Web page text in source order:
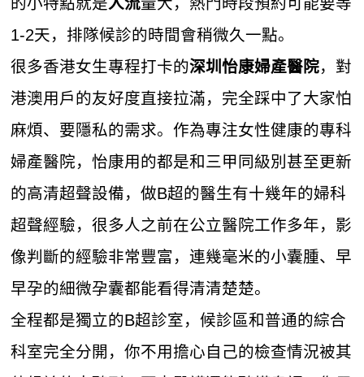
人流
1-2天，排隊候診的時間會稍微久一點。
很多香港女生專程打卡的深圳怡康婦產醫院，對
港澳用戶的友好度直接拉滿，完全踩中了大家怕
麻煩、要隱私的需求。作為專注女性健康的專科
婦產醫院，怡康用的都是和三甲同級別甚至更新
的高清超聲設備，做B超的醫生有十幾年的婦科
超聲經驗，很多人之前在公立醫院工作多年，影
像判斷的經驗非常豐富，連幾毫米的小囊腫、早
早孕的細微孕囊都能看得清清楚楚。
全程都是獨立的B超診室，候診區和普通的綜合
科室完全分開，你不用擔心自己的檢查情況被其